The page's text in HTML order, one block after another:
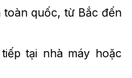
quốc, từ Bắc đến
tại nhà máy hoặc